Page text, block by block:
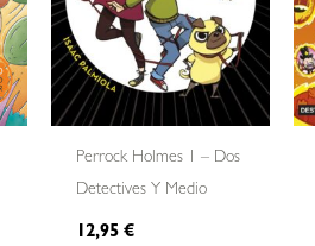
Perrock Holmes 1 – Dos
Detectives Y Medio
12,95 €